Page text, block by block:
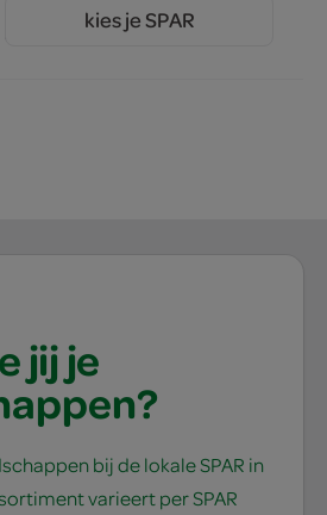
kies je SPAR
jij je
bij de lokale SPAR in
varieert per SPAR